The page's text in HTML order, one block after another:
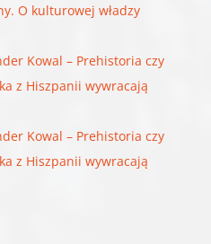
O kulturowej władzy
Kowal – Prehistoria czy
z Hiszpanii wywracają
Kowal – Prehistoria czy
z Hiszpanii wywracają